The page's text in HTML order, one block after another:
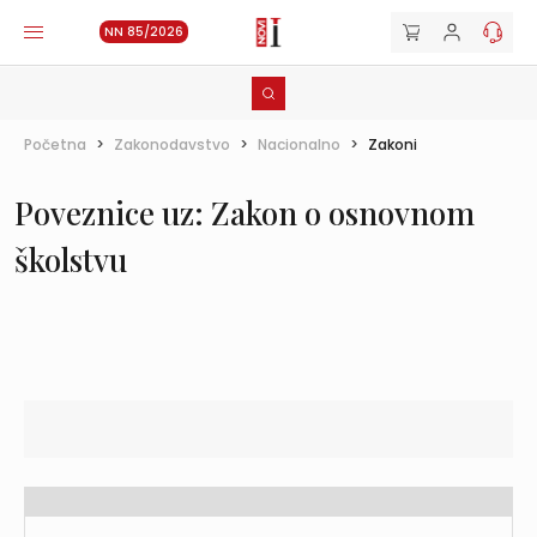
NN 85/2026
Početna > Zakonodavstvo > Nacionalno > Zakoni
Poveznice uz: Zakon o osnovnom
školstvu